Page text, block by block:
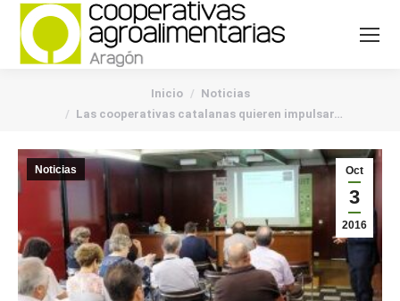
Inicio
Noticias
Las cooperativas catalanas quieren impulsar…
Oct
3
2016
Noticias